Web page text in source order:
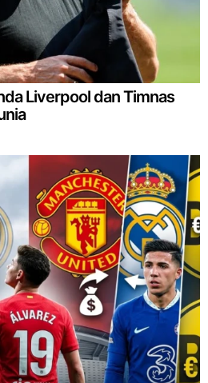
Liverpool dan Timnas